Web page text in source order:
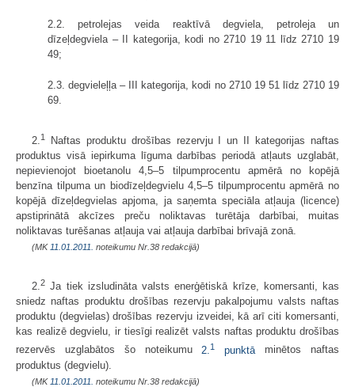
2.2. petrolejas veida reaktīvā degviela, petroleja un
dīzeļdegviela – II kategorija, kodi no 2710 19 11 līdz 2710 19
49;
2.3. degvieleļļa – III kategorija, kodi no 2710 19 51 līdz 2710 19
69.
2. 1
Naftas produktu drošības rezervju I un II kategorijas naftas
produktus visā iepirkuma līguma darbības periodā atļauts uzglabāt,
nepievienojot bioetanolu 4,5–5 tilpumprocentu apmērā no kopējā
benzīna tilpuma un biodīzeļdegvielu 4,5–5 tilpumprocentu apmērā no
kopējā dīzeļdegvielas apjoma, ja saņemta speciāla atļauja (licence)
apstiprinātā akcīzes preču noliktavas turētāja darbībai, muitas
noliktavas turēšanas atļauja vai atļauja darbībai brīvajā zonā.
(MK 11.01.2011. noteikumu Nr.38 redakcijā)
2.2 Ja tiek izsludināta valsts enerģētiskā krīze, komersanti, kas
sniedz naftas produktu drošības rezervju pakalpojumu valsts naftas
produktu (degvielas) drošības rezervju izveidei, kā arī citi komersanti,
kas realizē degvielu, ir tiesīgi realizēt valsts naftas produktu drošības
rezervēs uzglabātos šo noteikumu 2.1 punktā minētos naftas
produktus (degvielu).
(MK 11.01.2011. noteikumu Nr.38 redakcijā)